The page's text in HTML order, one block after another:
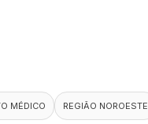
MÉDICO REGIÃO NOROESTE